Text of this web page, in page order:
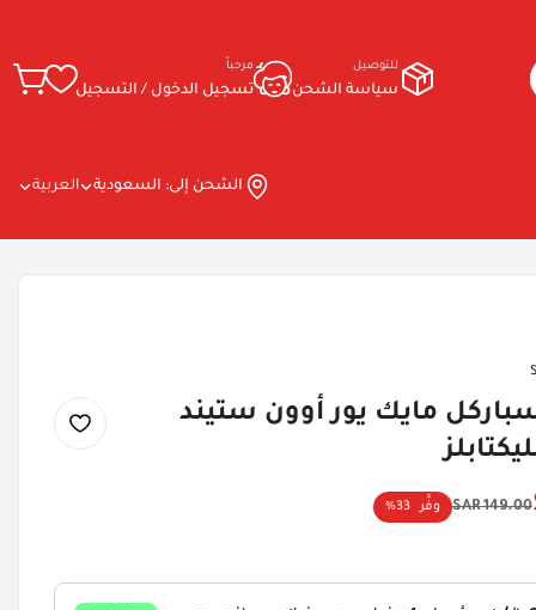
للتوصيل
سياسة الشحن
مرحباً
تسجيل الدخول / التسجيل
الشحن إلى: السعودية العربية
مايك يور أوون ستيند
149.00 SAR وفِّر 33%